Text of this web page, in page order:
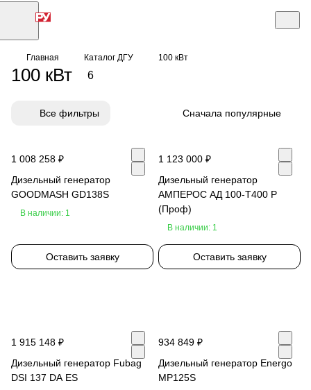
Главная Каталог ДГУ 100 кВт
100 кВт 6
Все фильтры Сначала популярные
1 008 258 ₽
Дизельный генератор
GOODMASH GD138S
В наличии: 1
Оставить заявку
1 123 000 ₽
Дизельный генератор
АМПЕРОС АД 100-Т400 P
(Проф)
В наличии: 1
Оставить заявку
1 915 148 ₽
Дизельный генератор Fubag
DSI 137 DA ES
934 849 ₽
Дизельный генератор Energo
MP125S